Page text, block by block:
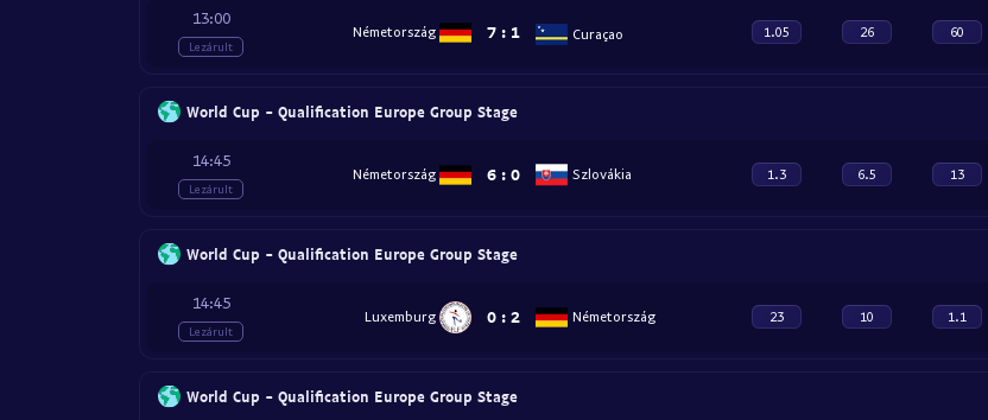
13:00
Lezárult
Németország 7 : 1 Curaçao 1.05 26 60
World Cup - Qualification Europe Group Stage
14:45
Lezárult
Németország 6 : 0 Szlovákia 1.3 6.5 13
World Cup - Qualification Europe Group Stage
14:45
Lezárult
Luxemburg 0 : 2 Németország 23 10 1.1
World Cup - Qualification Europe Group Stage